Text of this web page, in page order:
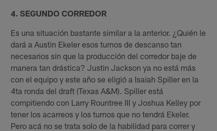
4. SEGUNDO CORREDOR
Es una situación bastante similar a la anterior. ¿Quién le
dará a Austin Ekeler esos turnos de descanso tan
necesarios sin que la producción del corredor baje de
manera tan drástica? Justin Jackson ya no está más
con el equipo y este año se eligió a Isaiah Spiller en la
4ta ronda del draft (Texas A&M). Spiller está
compitiendo con Larry Rountree III y Joshua Kelley por
tener los acarreos y los turnos que no tendrá Ekeler.
Pero acá no se trata solo de la habilidad para correr y